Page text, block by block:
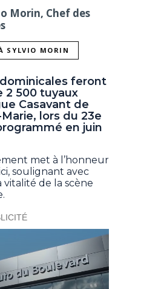
Morin, Chef des
SYLVIO MORIN
feront
2 500 tuyaux
Casavant de
lors du 23e
en juin
met à l’honneur
soulignant avec
de la scène